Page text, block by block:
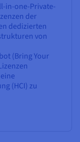
in-one-Private-
der
dedizierten
von
(Bring Your
(HCI) zu